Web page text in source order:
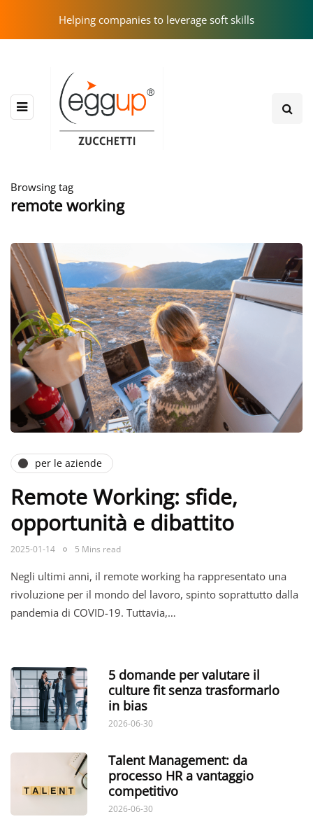
Helping companies to leverage soft skills
Browsing tag
remote working
per le aziende
Remote Working: sfide,
opportunità e dibattito
2025-01-14 5 Mins read
Negli ultimi anni, il remote working ha rappresentato una
rivoluzione per il mondo del lavoro, spinto soprattutto dalla
pandemia di COVID-19. Tuttavia,…
5 domande per valutare il
culture fit senza trasformarlo
in bias
2026-06-30
Talent Management: da
processo HR a vantaggio
competitivo
2026-06-30